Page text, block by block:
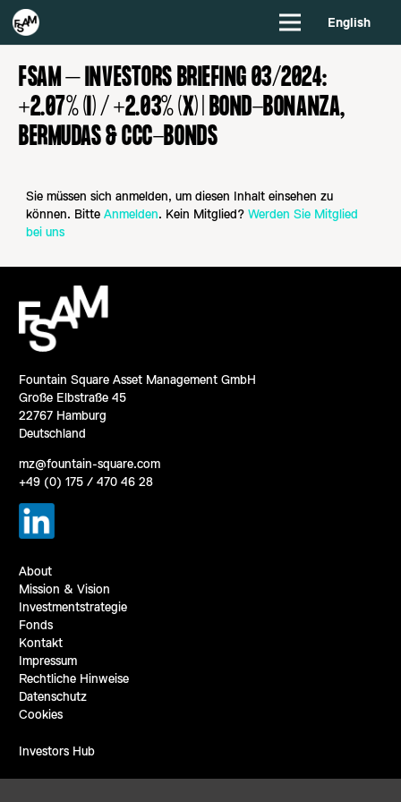
English
FSAM – INVESTORS BRIEFING 03/2024:
+2.07% (I) / +2.03% (X) | BOND-BONANZA,
BERMUDAS & CCC-BONDS
Sie müssen sich anmelden, um diesen Inhalt einsehen zu
können. BitteAnmelden. Kein Mitglied?Werden Sie Mitglied
bei uns
Fountain Square Asset Management GmbH
Große Elbstraße 45
22767 Hamburg
Deutschland
mz@fountain-square.com
+49 (0) 175 / 470 46 28
About
Mission & Vision
Investmentstrategie
Fonds
Kontakt
Impressum
Rechtliche Hinweise
Datenschutz
Cookies
Investors Hub